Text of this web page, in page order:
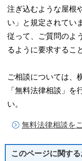
注ぎ込むような屋根
い」と規定されてい
従って、ご質問のよ
るように要求するこ
ご相談については、
「無料法律相談」を
い。
無料法律相談を
このページに関する